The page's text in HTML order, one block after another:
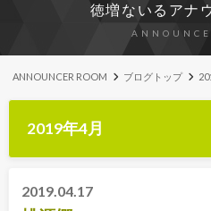
徳増ないるアナ
ANNOUNCER ROOM ブログトップ
2019年4月
2019.04.17